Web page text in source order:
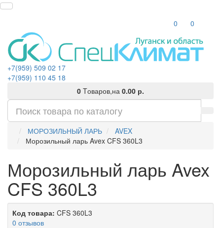
0
0
+7(959) 509 02 17
+7(959) 110 45 18
0 Tоваров,на 0.00 р.
МОРОЗИЛЬНЫЙ ЛАРЬ
AVEX
Морозильный ларь Avex CFS 360L3
Морозильный ларь Avex
CFS 360L3
Код товара: CFS 360L3
0 отзывов